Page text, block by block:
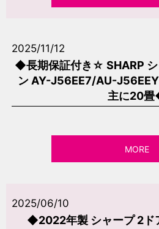
2025/11/12
◆長期保証付き☆ SHARP シ
ン AY-J56EE7/AU-
主に20
MORE
2025/06/10
◆2022年製 シャープ 2ド